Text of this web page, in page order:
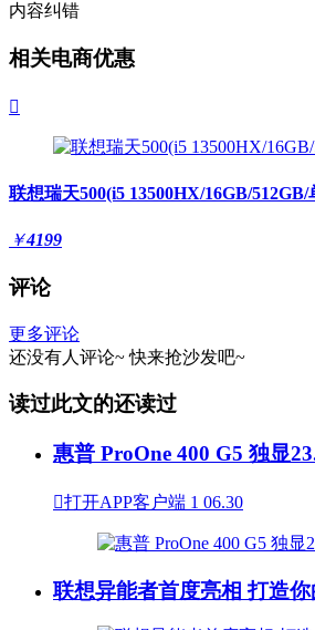
内容纠错
相关电商优惠

联想瑞天500(i5 13500HX/16GB/512GB/
￥4199
评论
更多评论
还没有人评论~ 快来抢沙发吧~
读过此文的还读过
惠普 ProOne 400 G5 独显
打开APP客户端 1 06.30
联想异能者首度亮相 打造